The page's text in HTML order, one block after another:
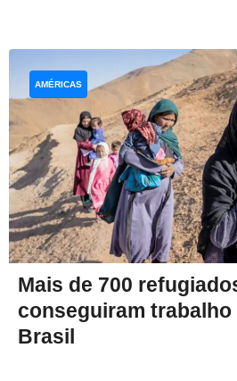
Mais de 700
conseguiram
Brasil
AMÉRICAS